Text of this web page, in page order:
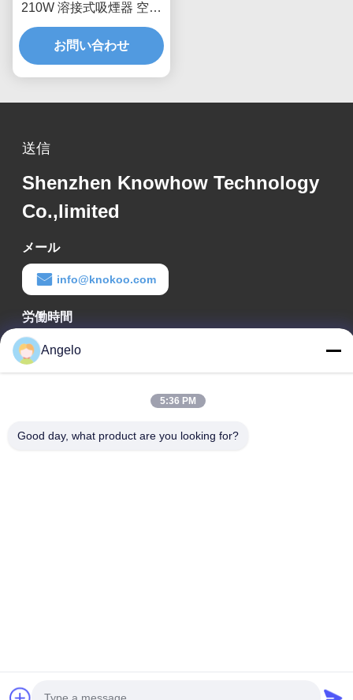
210W 溶接式吸煙器 空間
節約
お問い合わせ
送信
Shenzhen Knowhow Technology
Co.,limited
メール
info@knokoo.com
労働時間
08:00-18:00
住所
広東省深?? 市 広州市長区 広州市長区 広州市長区
Angelo
5:36 PM
Good day, what product are you looking for?